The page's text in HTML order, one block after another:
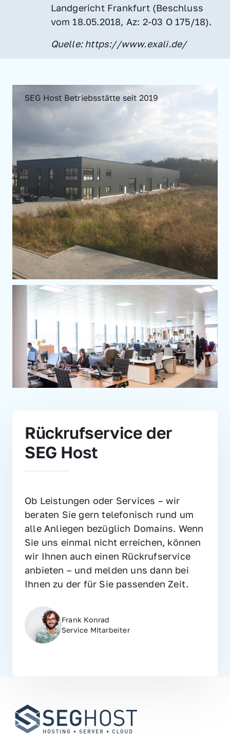
Landgericht Frankfurt (Beschluss
vom 18.05.2018, Az: 2-03 O 175/18).
Quelle: https://www.exali.de/
SEG Host Betriebsstätte seit 2019
Rückrufservice der
SEG Host
Ob Leistungen oder Services – wir
beraten Sie gern telefonisch rund um
alle Anliegen bezüglich Domains. Wenn
Sie uns einmal nicht erreichen, können
wir Ihnen auch einen Rückrufservice
anbieten – und melden uns dann bei
Ihnen zu der für Sie passenden Zeit.
Frank Konrad
Service MItarbeiter